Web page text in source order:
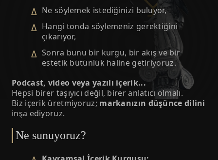
Ne söylemek istediğinizi buluyor,
Hangi tonda söylemeniz gerektiğini
çıkarıyor,
Sonra bunu bir kurgu, bir akış ve bir
estetik bütünlük haline getiriyoruz.
Podcast, video veya yazılı içerik...
Hepsi birer taşıyıcı değil, birer anlatıcı olmalı.
Biz içerik üretmiyoruz; markanızın düşünce dilini
inşa ediyoruz.
Ne sunuyoruz?